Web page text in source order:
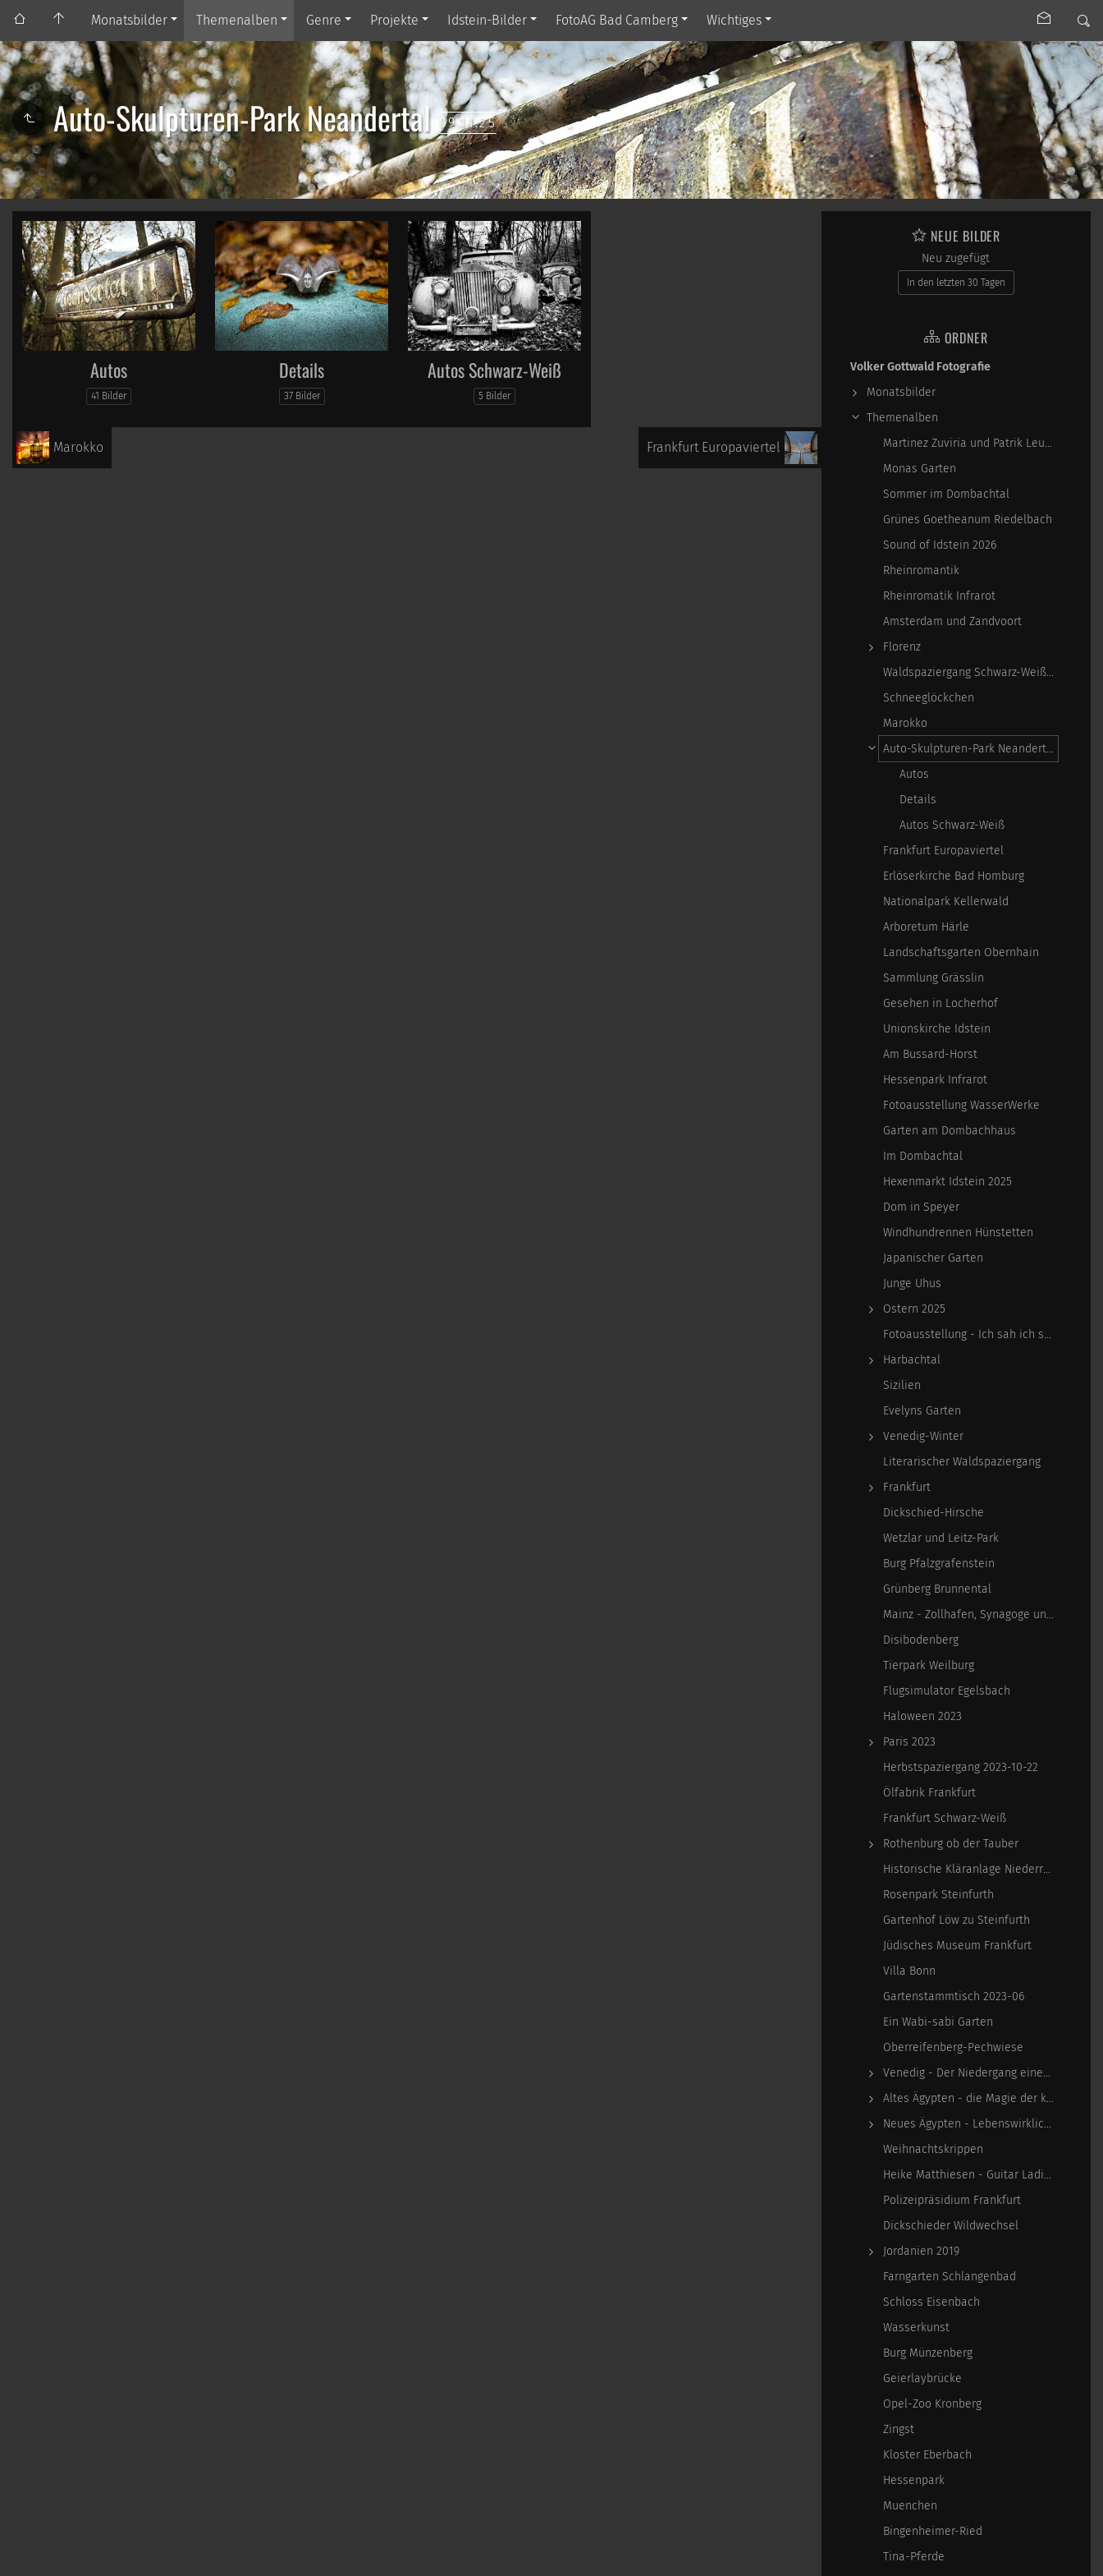
Monatsbilder Themenalben Genre Projekte Idstein-Bilder FotoAG Bad Camberg Wichtiges
Auto-Skulpturen-Park Neandertal 09.11.25
Autos
41 Bilder
Details
37 Bilder
Autos Schwarz-Weiß
5 Bilder
Marokko Frankfurt Europaviertel
NEUE BILDER
Neu zugefügt
In den letzten 30 Tagen
ORDNER
Volker Gottwald Fotografie
Monatsbilder
Themenalben
Martinez Zuviria und Patrik Leuschner
Monas Garten
Sommer im Dombachtal
Grünes Goetheanum Riedelbach
Sound of Idstein 2026
Rheinromantik
Rheinromatik Infrarot
Amsterdam und Zandvoort
Florenz
Waldspaziergang Schwarz-Weiß-Infrarot
Schneeglöckchen
Marokko
Auto-Skulpturen-Park Neandertal
Autos
Details
Autos Schwarz-Weiß
Frankfurt Europaviertel
Erlöserkirche Bad Homburg
Nationalpark Kellerwald
Arboretum Härle
Landschaftsgarten Obernhain
Sammlung Grässlin
Gesehen in Locherhof
Unionskirche Idstein
Am Bussard-Horst
Hessenpark Infrarot
Fotoausstellung WasserWerke
Garten am Dombachhaus
Im Dombachtal
Hexenmarkt Idstein 2025
Dom in Speyer
Windhundrennen Hünstetten
Japanischer Garten
Junge Uhus
Ostern 2025
Fotoausstellung - Ich sah ich sehe
Harbachtal
Sizilien
Evelyns Garten
Venedig-Winter
Literarischer Waldspaziergang
Frankfurt
Dickschied-Hirsche
Wetzlar und Leitz-Park
Burg Pfalzgrafenstein
Grünberg Brunnental
Mainz - Zollhafen, Synagoge und Sonstiges
Disibodenberg
Tierpark Weilburg
Flugsimulator Egelsbach
Haloween 2023
Paris 2023
Herbstspaziergang 2023-10-22
Ölfabrik Frankfurt
Frankfurt Schwarz-Weiß
Rothenburg ob der Tauber
Historische Kläranlage Niederrad
Rosenpark Steinfurth
Gartenhof Löw zu Steinfurth
Jüdisches Museum Frankfurt
Villa Bonn
Gartenstammtisch 2023-06
Ein Wabi-sabi Garten
Oberreifenberg-Pechwiese
Venedig - Der Niedergang einer epochalen Macht
Altes Ägypten - die Magie der kosmischen…
Neues Ägypten - Lebenswirklichkeit zwischen…
Weihnachtskrippen
Heike Matthiesen - Guitar Ladies
Polizeipräsidium Frankfurt
Dickschieder Wildwechsel
Jordanien 2019
Farngarten Schlangenbad
Schloss Eisenbach
Wasserkunst
Burg Münzenberg
Geierlaybrücke
Opel-Zoo Kronberg
Zingst
Kloster Eberbach
Hessenpark
Muenchen
Bingenheimer-Ried
Tina-Pferde